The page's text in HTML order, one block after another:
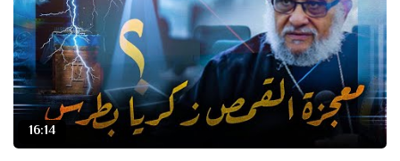
16:14